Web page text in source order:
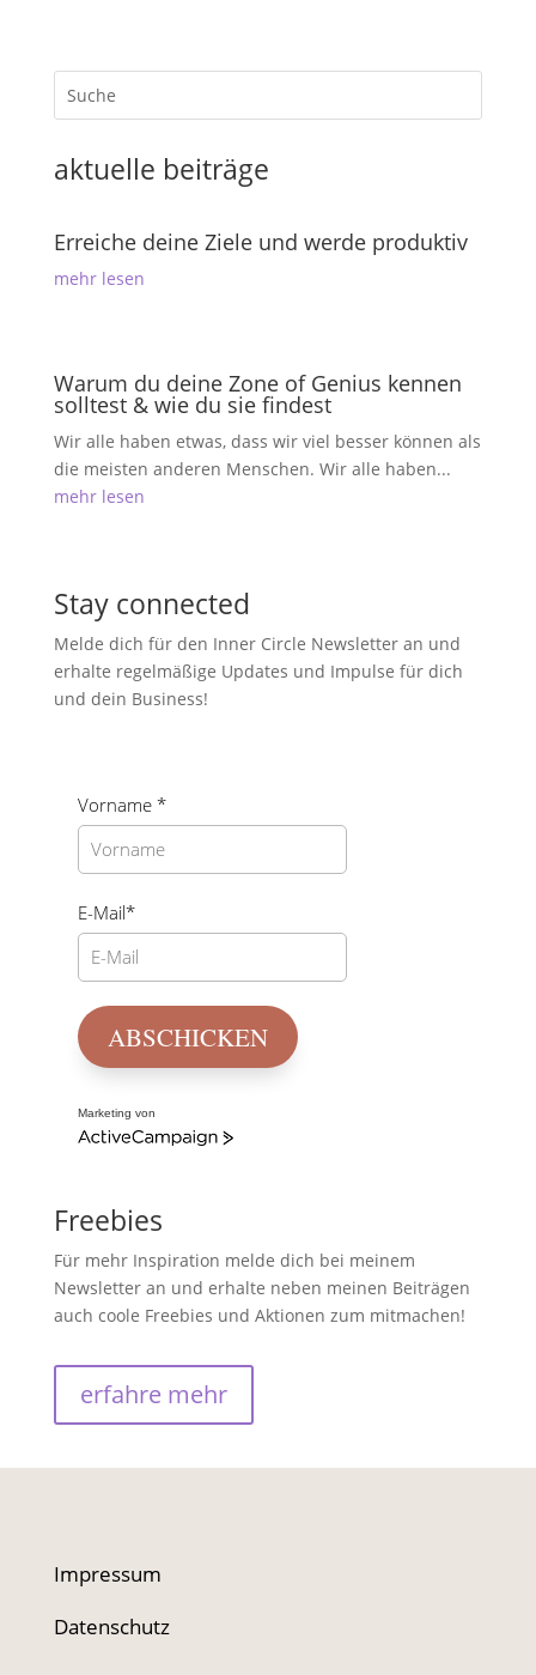
aktuelle beiträge
Erreiche deine Ziele und werde produktiv
mehr lesen
Warum du deine Zone of Genius kennen
solltest & wie du sie findest
Wir alle haben etwas, dass wir viel besser können als
die meisten anderen Menschen. Wir alle haben...
mehr lesen
Stay connected
Melde dich für den Inner Circle Newsletter an und
erhalte regelmäßige Updates und Impulse für dich
und dein Business!
Vorname *
E-Mail*
ABSCHICKEN
Marketing von
ActiveCampaign
Freebies
Für mehr Inspiration melde dich bei meinem
Newsletter an und erhalte neben meinen Beiträgen
auch coole Freebies und Aktionen zum mitmachen!
erfahre mehr
Impressum
Datenschutz